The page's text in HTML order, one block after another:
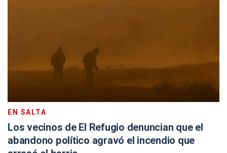
EN SALTA
Los vecinos de El Refugio denuncian que el
abandono político agravó el incendio que